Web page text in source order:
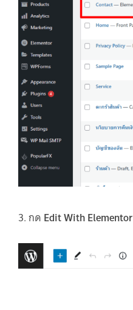
3. กด Edit With Elementor